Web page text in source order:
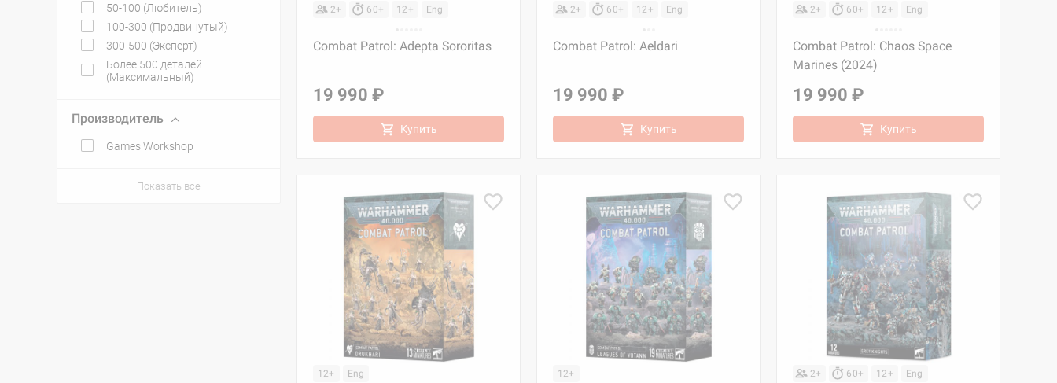
50-100 (Любитель)
100-300 (Продвинутый)
300-500 (Эксперт)
Более 500 деталей
(Максимальный)
Производитель
Games Workshop
Показать все
2+ 60+ 12+ Eng
Combat Patrol: Adepta Sororitas
19 990 ₽
Купить
2+ 60+ 12+ Eng
Combat Patrol: Aeldari
19 990 ₽
Купить
2+ 60+ 12+ Eng
Combat Patrol: Chaos Space
Marines (2024)
19 990 ₽
Купить
12+ Eng 12+ 2+ 60+ 12+ Eng